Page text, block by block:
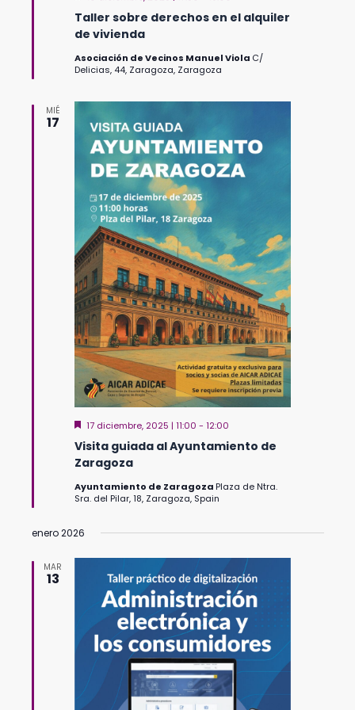
Taller sobre derechos en el alquiler
de vivienda
Asociación de Vecinos Manuel Viola C/
Delicias, 44, Zaragoza, Zaragoza
MIÉ
17
Visita guiada al Ayuntamiento de
Zaragoza
Destacado
17 diciembre, 2025 | 11:00 - 12:00
Ayuntamiento de Zaragoza Plaza de Ntra.
Sra. del Pilar, 18, Zaragoza, Spain
enero 2026
MAR
13